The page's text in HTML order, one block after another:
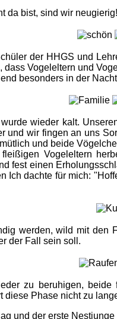
da bist, sind wir
der HHGS und
Vogeleltern und
besonders in der
wieder kalt.
und wir fingen an uns
und beide
Vogeleltern
fest einen
Ich dachte für mich:
werden, wild mit
der Fall sein soll.
zu beruhigen,
Phase nicht zu
und der erste